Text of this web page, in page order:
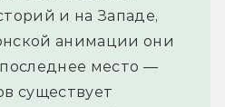
и на Западе,
анимации они
место —
существует